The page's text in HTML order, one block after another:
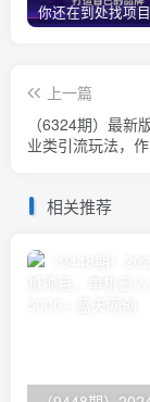
上一篇
（6324期）最新
业类引流玩法，
相关推荐